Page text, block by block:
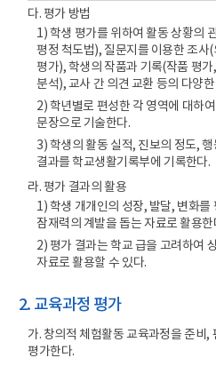
평가
방법을
구체화
(포트
폴리오,
상호
평가,
자기
평가
등)
평가
실시와
평가
결과의
기록
:
생활
기록부에
다음을
중심으로
다. 평가 방법
1) 학생 평가를 위하여 활동 상황의
평정 척도법), 질문지를 이용한 조사
평가), 학생의 작품과 기록(작품 평
분석), 교사 간 의견 교환 등의 다양
2) 학년별로 편성한 각 영역에 대하
문장으로 기술한다.
3) 학생의 활동 실적, 진보의 정도,
결과를 학교생활기록부에 기록한다.
라. 평가 결과의 활용
1) 학생 개개인의 성장, 발달, 변화
잠재력의 계발을 돕는 자료로 활용한
2) 평가 결과는 학교 급을 고려하여
자료로 활용할 수 있다.
2. 교육과정 평가
가. 창의적 체험활동 교육과정을 준비,
평가한다.